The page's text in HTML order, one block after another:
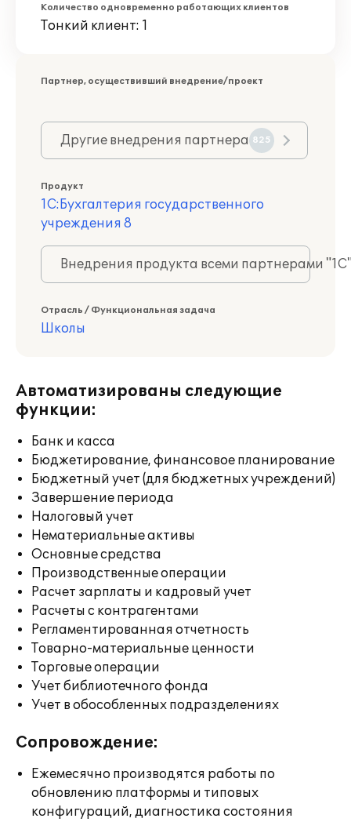
Количество одновременно работающих клиентов
Тонкий клиент: 1
Партнер, осуществивший внедрение/проект
Другие внедрения партнера 825
Продукт
1С:Бухгалтерия государственного
учреждения 8
Внедрения продукта всеми партнерами
Отрасль / Функциональная задача
Школы
Автоматизированы следующие
функции:
Банк и касса
Бюджетирование, финансовое планирование
Бюджетный учет (для бюджетных учреждений)
Завершение периода
Налоговый учет
Нематериальные активы
Основные средства
Производственные операции
Расчет зарплаты и кадровый учет
Расчеты с контрагентами
Регламентированная отчетность
Товарно-материальные ценности
Торговые операции
Учет библиотечного фонда
Учет в обособленных подразделениях
Сопровождение:
Ежемесячно производятся работы по
обновлению платформы и типовых
конфигураций, диагностика состояния